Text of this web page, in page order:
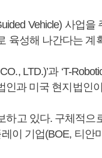
Vehicle) 사업을
육성해 나간다는 계
LTD.)’과 ‘T-
인과 미국 현지법인
고 있다. 구체적으
이 기업(BOE, 티안